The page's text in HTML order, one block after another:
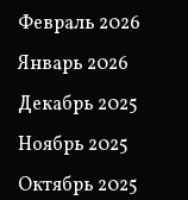
Февраль 2026
Январь 2026
Декабрь 2025
Ноябрь 2025
Октябрь 2025